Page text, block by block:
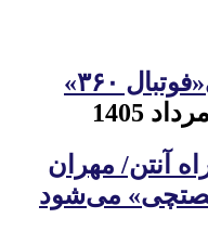
چه کسی برنامه تلویزیونی«فوتبال ۳۶۰»
آنتن/ مهران
می‌شود